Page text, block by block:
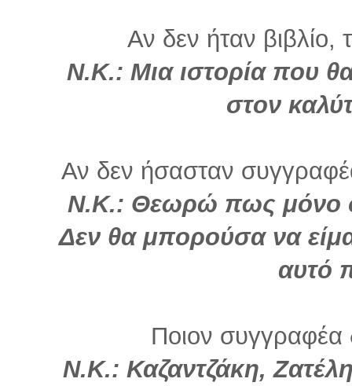
Αν δεν ήταν βιβλίο,
Ν.Κ.: Μια ιστορία που
στον
Αν δεν ήσασταν
Ν.Κ.: Θεωρώ πως μόνο
Δεν θα μπορούσα να
αυτό
Ποιον συγγραφέα
Ν.Κ.: Καζαντζάκη,